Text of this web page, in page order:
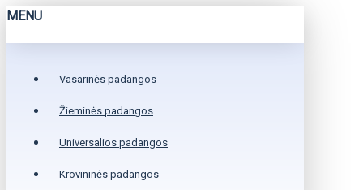
MENU
Vasarinės padangos
Žieminės padangos
Universalios padangos
Krovininės padangos